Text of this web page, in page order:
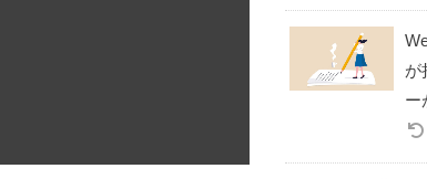
が
ー